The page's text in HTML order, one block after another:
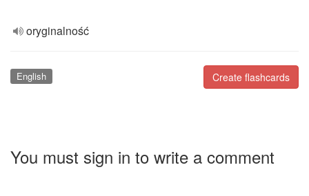
oryginalność
Create flashcards
English
You must sign in to write a comment